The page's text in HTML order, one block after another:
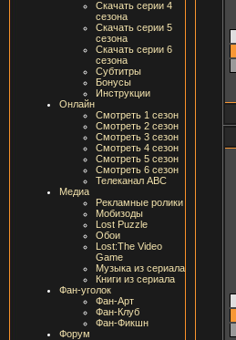
Скачать серии 4
сезона
Скачать серии 5
сезона
Скачать серии 6
сезона
Субтитры
Бонусы
Инструкции
Онлайн
Смотреть 1 сезон
Смотреть 2 сезон
Смотреть 3 сезон
Смотреть 4 сезон
Смотреть 5 сезон
Смотреть 6 сезон
Телеканал ABC
Медиа
Рекламные ролики
Мобизоды
Lost Puzzle
Обои
Lost:The Video
Game
Музыка из сериала
Книги из сериала
Фан-уголок
Фан-Арт
Фан-Клуб
Фан-Фикшн
Форум